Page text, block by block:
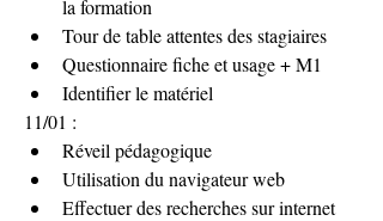
la formation
Tour de table attentes des stagiaires
Questionnaire fiche et usage + M1
Identifier le matériel
11/01 :
Réveil pédagogique
Utilisation du navigateur web
Effectuer des recherches sur internet